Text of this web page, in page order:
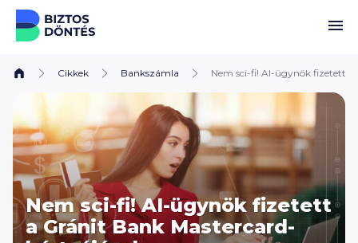
Ugrás a tartalomhoz
Cikkek Bankszámla Nem sci-fi! AI-ügynök fizetett
Nem sci-fi! AI-ügynök fizetett
a Gránit Bank Mastercard-